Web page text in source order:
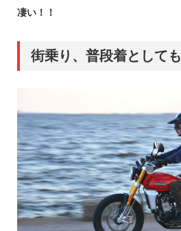
凄い！！
街乗り、普段着としても